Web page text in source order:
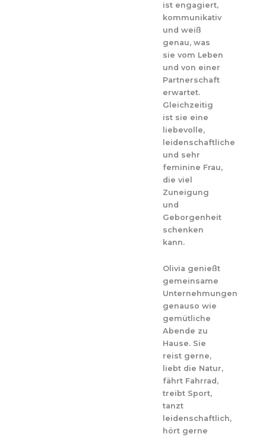
ist engagiert,
kommunikativ
und weiß
genau, was
sie vom Leben
und von einer
Partnerschaft
erwartet.
Gleichzeitig
ist sie eine
liebevolle,
leidenschaftliche
und sehr
feminine Frau,
die viel
Zuneigung
und
Geborgenheit
schenken
kann.
Olivia genießt
gemeinsame
Unternehmungen
genauso wie
gemütliche
Abende zu
Hause. Sie
reist gerne,
liebt die Natur,
fährt Fahrrad,
treibt Sport,
tanzt
leidenschaftlich,
hört gerne